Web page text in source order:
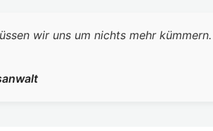
wir uns um nichts mehr